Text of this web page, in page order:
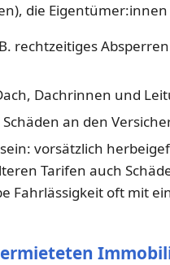
die
rechtzeitiges
Dachrinnen und
an den
vorsätzlich
Tarifen auch
Fahrlässigkeit oft mit